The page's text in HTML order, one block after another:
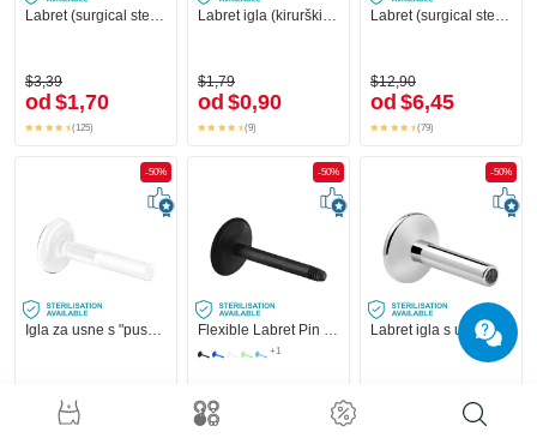
Labret (surgical steel, silver, shiny finish)
$3,39
od $1,70
(125)
Labret igla (kirurški čelik, srebrna, sjajna završna obrada)
$1,79
od $0,90
(9)
Labret (surgical steel, gold, shiny finish) s Kuglom
$12,90
od $6,45
(79)
-50%
$3,65
-50%
+1
od
-50%
Labret igla s unutarnjim navojem (kirurški čelik, srebrna, sjajna završna obrada)